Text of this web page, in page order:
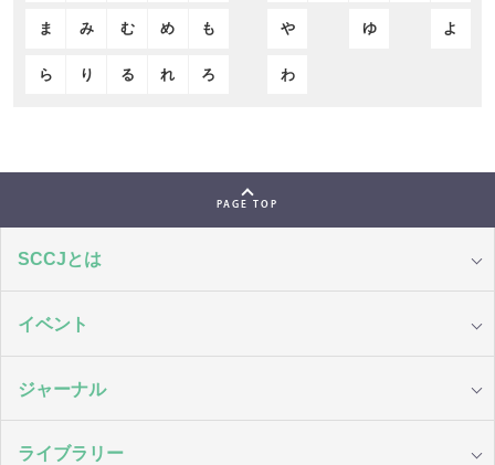
ま み む め も や ゆ よ
ら り る れ ろ わ
PAGE TOP
SCCJとは
イベント
ジャーナル
ライブラリー